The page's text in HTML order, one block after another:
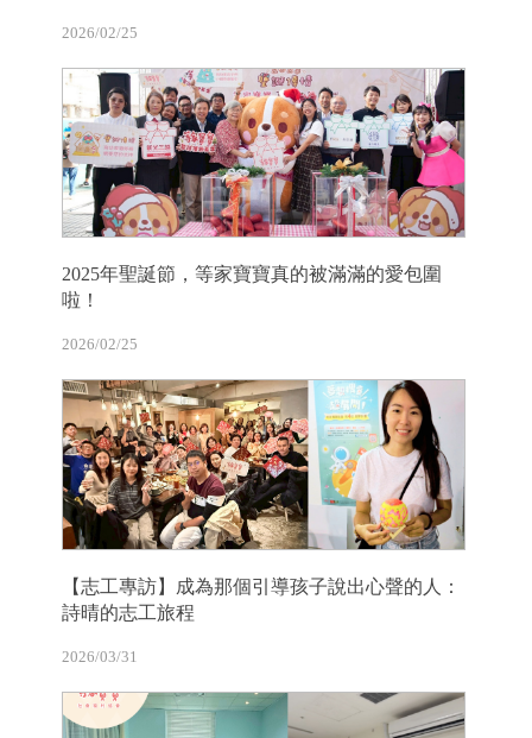
2026/02/25
2025年聖誕節，等家寶寶真的被滿滿的愛包圍
啦！
2026/02/25
【志工專訪】成為那個引導孩子說出心聲的人：
詩晴的志工旅程
2026/03/31